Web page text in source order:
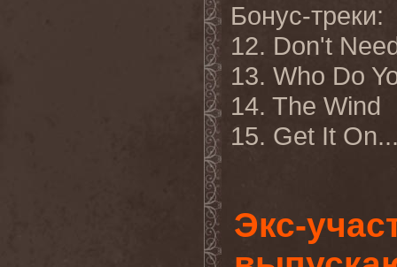
Бонус-треки:
12. Don't
13. Who Do
14. The Wind
15. Get It
Экс-